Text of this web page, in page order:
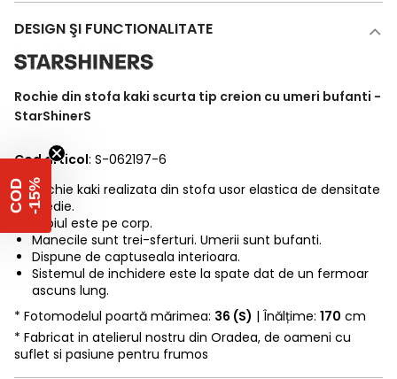
DESIGN ŞI FUNCTIONALITATE
Rochie din stofa kaki scurta tip creion cu umeri bufanti -
StarShinerS
Cod articol: S-062197-6
Rochie kaki realizata din stofa usor elastica de densitate
medie.
Croiul este pe corp.
Manecile sunt trei-sferturi. Umerii sunt bufanti.
Dispune de captuseala interioara.
Sistemul de inchidere este la spate dat de un fermoar
ascuns lung.
* Fotomodelul poartă mărimea: 36 (S) | Înălțime: 170 cm
* Fabricat in atelierul nostru din Oradea, de oameni cu
suflet si pasiune pentru frumos
C
O
D
-
1
5 %